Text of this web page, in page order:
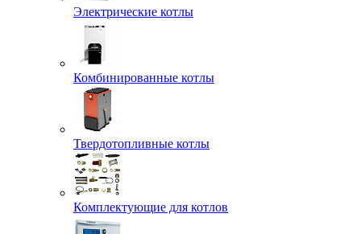
Электрические котлы
Комбинированные котлы
Твердотопливные котлы
Комплектующие для котлов